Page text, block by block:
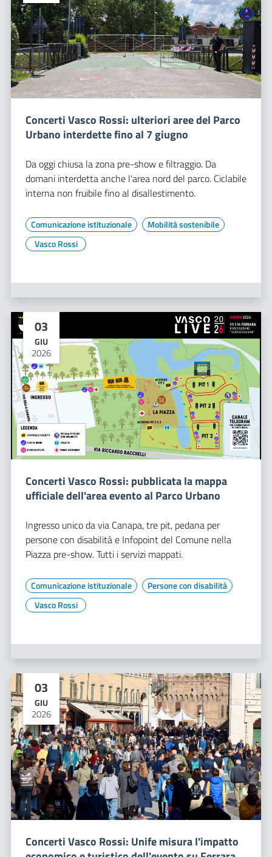
Concerti Vasco Rossi: ulteriori aree del Parco
Urbano interdette fino al 7 giugno
Da oggi chiusa la zona pre-show e filtraggio. Da
domani interdetta anche l'area nord del parco. Ciclabile
interna non fruibile fino al disallestimento.
Comunicazione istituzionale
Mobilità sostenibile
Vasco Rossi
03
GIU
2026
Concerti Vasco Rossi: pubblicata la mappa
ufficiale dell'area evento al Parco Urbano
Ingresso unico da via Canapa, tre pit, pedana per
persone con disabilità e Infopoint del Comune nella
Piazza pre-show. Tutti i servizi mappati.
Comunicazione istituzionale
Persone con disabilità
Vasco Rossi
03
GIU
2026
Concerti Vasco Rossi: Unife misura l'impatto